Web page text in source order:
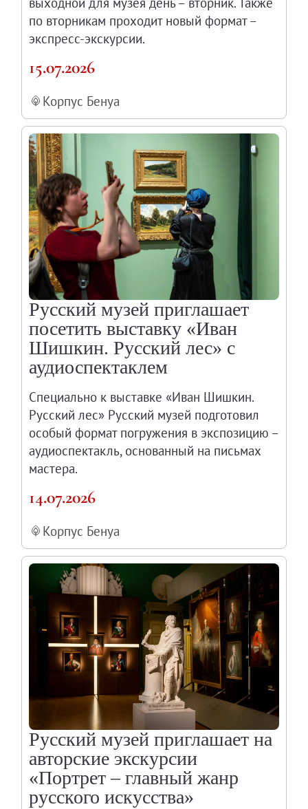
по вторникам проходит новый формат –
экспресс-экскурсии.
15.07.2026
Корпус Бенуа
Русский музей приглашает
посетить выставку «Иван
Шишкин. Русский лес» с
аудиоспектаклем
Специально к выставке «Иван Шишкин.
Русский лес» Русский музей подготовил
особый формат погружения в экспозицию –
аудиоспектакль, основанный на письмах
мастера.
14.07.2026
Корпус Бенуа
Русский музей приглашает на
авторские экскурсии
«Портрет – главный жанр
русского искусства»